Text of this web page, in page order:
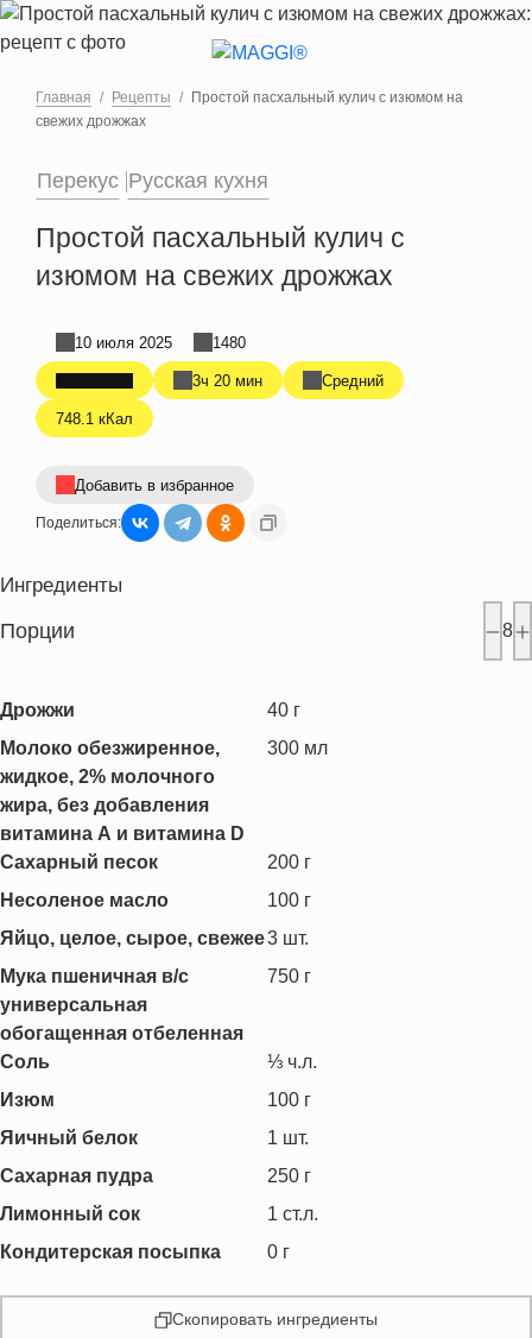
Перейти к основному содержанию
Главная Рецепты
Простой пасхальный кулич с изюмом на
свежих дрожжах
Перекус Русская кухня
Простой пасхальный кулич с
изюмом на свежих дрожжах
3ч 20 мин Средний
748.1 кКал
10 июля 2025 1480
Добавить в избранное
Поделиться:
Ингредиенты
Порции 8
Дрожжи 40 г
Молоко обезжиренное,
жидкое, 2% молочного
жира, без добавления
витамина А и витамина D
300 мл
Сахарный песок 200 г
Несоленое масло
100 г
Яйцо, целое, сырое, свежее3 шт.
Мука пшеничная в/с
универсальная
обогащенная отбеленная
750 г
Соль ⅓ ч.л.
Изюм
100 г
Яичный белок
1 шт.
Сахарная пудра
250 г
Лимонный сок
1 ст.л.
Кондитерская посыпка
0 г
Скопировать ингредиенты